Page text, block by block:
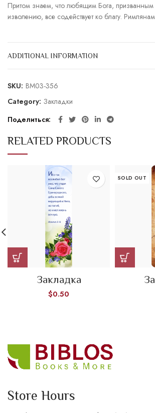
Притом знаем, что любящим Бога, призванным
изволению, все содействует ко благу.
ADDITIONAL INFORMATION
SKU: BM03-356
Category: Закладки
Поделиться
RELATED PRODUCTS
Закладка
$0.50
SOLD OUT
Store Hours